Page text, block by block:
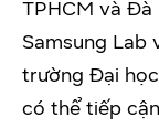
TPHCM và
Samsung Lab
trường Đại
có thể tiếp